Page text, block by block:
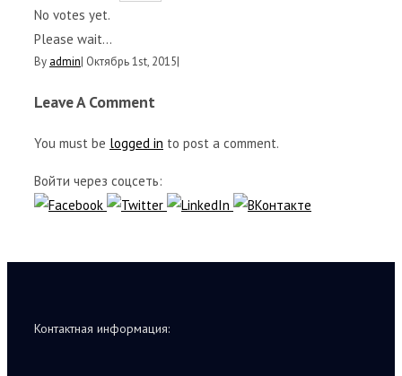
No votes yet.
Please wait...
By admin| Октябрь 1st, 2015|
Leave A Comment
You must be logged in to post a comment.
Войти через соцсеть:
Контактная информация: